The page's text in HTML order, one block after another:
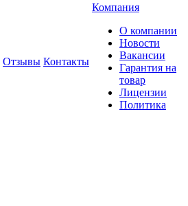
Отзывы Контакты
Компания
О компании
Новости
Вакансии
Гарантия на
товар
Лицензии
Политика